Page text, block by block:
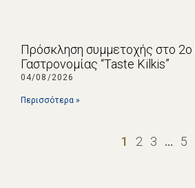
Πρόσκληση συμμετοχής στο
Γαστρονομίας “Taste Kilkis”
04/08/2026
Περισσότερα »
1 2 3 … 5